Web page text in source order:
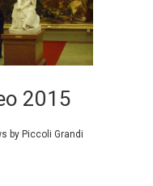
2015
by Piccoli Grandi